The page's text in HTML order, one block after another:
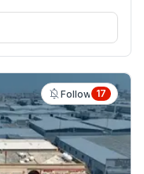
Follow 17